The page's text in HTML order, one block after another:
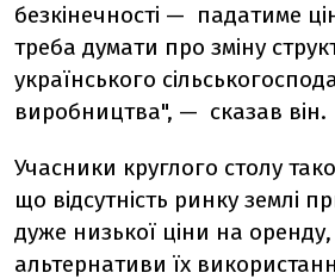
безкінечності — падатиме
треба думати про зміну
українського
виробництва", — сказав він.
Учасники круглого столу
що відсутність ринку землі
дуже низької ціни на оренду,
альтернативи їх